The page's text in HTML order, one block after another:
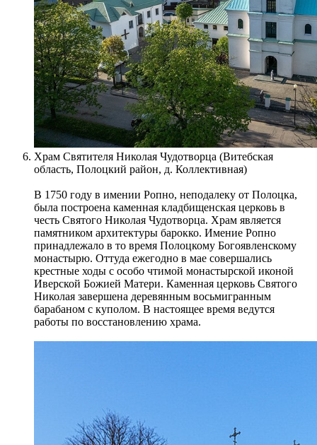
Храм Святителя Николая Чудотворца (Витебская
область, Полоцкий район, д. Коллективная)
В 1750 году в имении Ропно, неподалеку от Полоцка,
была построена каменная кладбищенская церковь в
честь Святого Николая Чудотворца. Храм является
памятником архитектуры барокко. Имение Ропно
принадлежало в то время Полоцкому Богоявленскому
монастырю. Оттуда ежегодно в мае совершались
крестные ходы с особо чтимой монастырской иконой
Иверской Божией Матери. Каменная церковь Святого
Николая завершена деревянным восьмигранным
барабаном с куполом. В настоящее время ведутся
работы по восстановлению храма.